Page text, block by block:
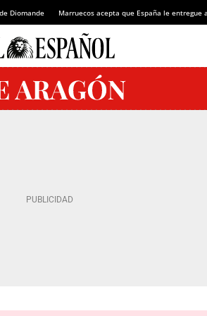
Diomande Marruecos acepta que España le entregue